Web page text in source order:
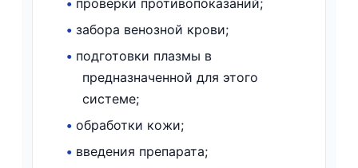
• проверки противопоказаний;
• забора венозной крови;
• подготовки плазмы в
предназначенной для этого
системе;
• обработки кожи;
• введения препарата;